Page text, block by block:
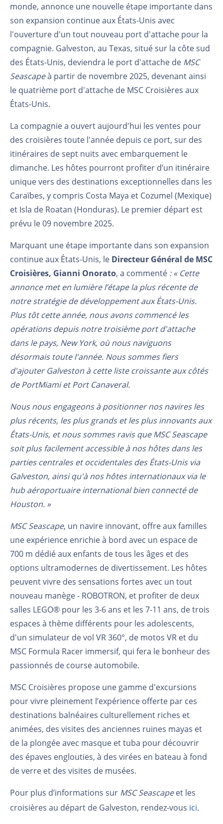
monde, annonce une nouvelle étape importante dans
son expansion continue aux États-Unis avec
l'ouverture d'un tout nouveau port d'attache pour la
compagnie. Galveston, au Texas, situé sur la côte sud
des États-Unis, deviendra le port d'attache de MSC
Seascapeà partir de novembre 2025, devenant ainsi
le quatrième port d'attache de MSC Croisières aux
États-Unis.
La compagnie a ouvert aujourd'hui les ventes pour
des croisières toute l'année depuis ce port, sur des
itinéraires de sept nuits avec embarquement le
dimanche. Les hôtes pourront profiter d’un itinéraire
unique vers des destinations exceptionnelles dans les
Caraïbes, y compris Costa Maya et Cozumel (Mexique)
et Isla de Roatan (Honduras). Le premier départ est
prévu le 09 novembre 2025.
Marquant une étape importante dans son expansion
continue aux États-Unis, le Directeur Général de MSC
Croisières, Gianni Onorato, a commenté : « Cette
annonce met en lumière l’étape la plus récente de
notre stratégie de développement aux États-Unis.
Plus tôt cette année, nous avons commencé les
opérations depuis notre troisième port d'attache
dans le pays, New York, où nous naviguons
désormais toute l'année. Nous sommes fiers
d'ajouter Galveston à cette liste croissante aux côtés
de PortMiami et Port Canaveral.
Nous nous engageons à positionner nos navires les
plus récents, les plus grands et les plus innovants aux
États-Unis, et nous sommes ravis que MSC Seascape
soit plus facilement accessible à nos hôtes dans les
parties centrales et occidentales des États-Unis via
Galveston, ainsi qu'à nos hôtes internationaux via le
hub aéroportuaire international bien connecté de
Houston. »
MSC Seascape, un navire innovant, offre aux familles
une expérience enrichie à bord avec un espace de
700 m dédié aux enfants de tous les âges et des
options ultramodernes de divertissement. Les hôtes
peuvent vivre des sensations fortes avec un tout
nouveau manège - ROBOTRON, et profiter de deux
salles LEGO® pour les 3-6 ans et les 7-11 ans, de trois
espaces à thème différents pour les adolescents,
d'un simulateur de vol VR 360°, de motos VR et du
MSC Formula Racer immersif, qui fera le bonheur des
passionnés de course automobile.
MSC Croisières propose une gamme d'excursions
pour vivre pleinement l’expérience offerte par ces
destinations balnéaires culturellement riches et
animées, des visites des anciennes ruines mayas et
de la plongée avec masque et tuba pour découvrir
des épaves englouties, à des virées en bateau à fond
de verre et des visites de musées.
Pour plus d’informations sur MSC Seascapeet les
croisières au départ de Galveston, rendez-vous ici.